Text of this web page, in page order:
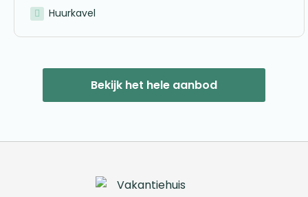
Huurkavel
Bekijk het hele aanbod